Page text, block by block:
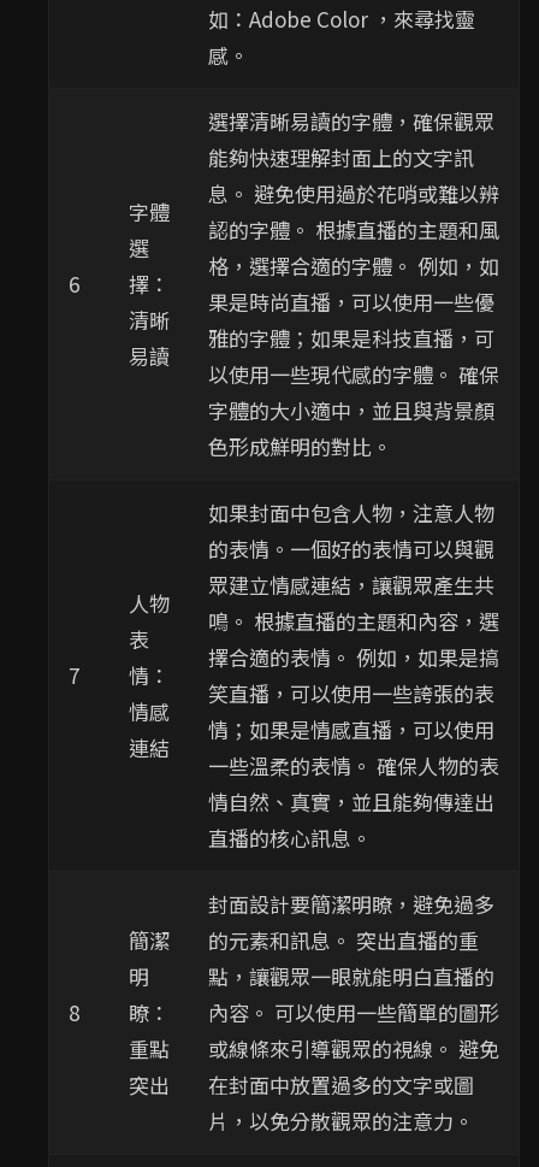
如：Adobe Color ，來尋找靈
感。
6
字體
選
擇：
清晰
易讀
選擇清晰易讀的字體，確保觀眾
能夠快速理解封面上的文字訊
息。 避免使用過於花哨或難以辨
認的字體。 根據直播的主題和風
格，選擇合適的字體。 例如，如
果是時尚直播，可以使用一些優
雅的字體；如果是科技直播，可
以使用一些現代感的字體。 確保
字體的大小適中，並且與背景顏
色形成鮮明的對比。
7
人物
表
情：
情感
連結
如果封面中包含人物，注意人物
的表情。一個好的表情可以與觀
眾建立情感連結，讓觀眾產生共
鳴。 根據直播的主題和內容，選
擇合適的表情。 例如，如果是搞
笑直播，可以使用一些誇張的表
情；如果是情感直播，可以使用
一些溫柔的表情。 確保人物的表
情自然、真實，並且能夠傳達出
直播的核心訊息。
8
簡潔
明
瞭：
重點
突出
封面設計要簡潔明瞭，避免過多
的元素和訊息。 突出直播的重
點，讓觀眾一眼就能明白直播的
內容。 可以使用一些簡單的圖形
或線條來引導觀眾的視線。 避免
在封面中放置過多的文字或圖
片，以免分散觀眾的注意力。